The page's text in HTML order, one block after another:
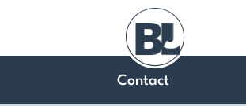
Contact